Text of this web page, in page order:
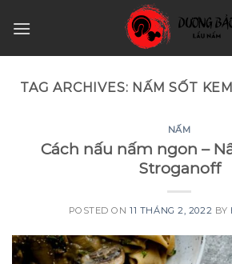
TAG ARCHIVES: NẤM SỐT
NẤM
Cách nấu nấm ngon –
Stroganoff
POSTED ON11 THÁNG 2, 2022 BY